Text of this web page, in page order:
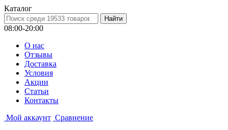
Каталог
08:00-20:00
О нас
Отзывы
Доставка
Условия
Aкции
Статьи
Контакты
Мой аккаунт Сравнение